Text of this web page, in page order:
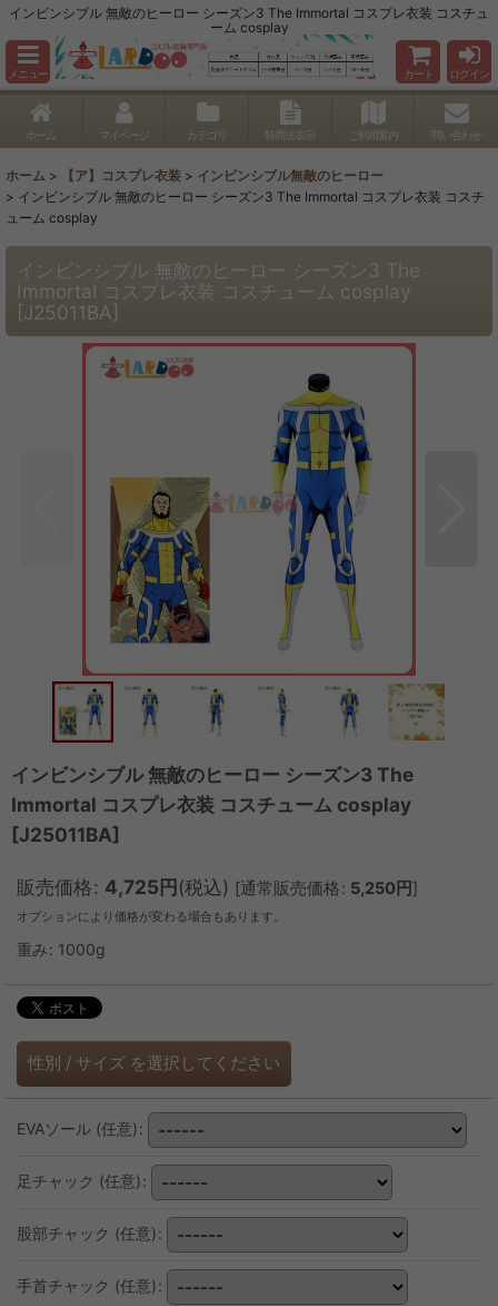
インビンシブル 無敵のヒーロー シーズン3 The Immortal コスプレ衣装 コスチュ
ーム cosplay
メニュー カート ログイン
ホーム マイページ カテゴリ 特商法表示 ご利用案内 問い合わせ
ホーム > 【ア】コスプレ衣装 > インビンシブル無敵のヒーロー
> インビンシブル 無敵のヒーロー シーズン3 The Immortal コスプレ衣装 コスチ
ューム cosplay
インビンシブル 無敵のヒーロー シーズン3 The
Immortal コスプレ衣装 コスチューム cosplay
[J25011BA]
インビンシブル 無敵のヒーロー シーズン3 The
Immortal コスプレ衣装 コスチューム cosplay
[J25011BA]
販売価格: 4,725 円 (税込) [通常販売価格: 5,250 円]
オプションにより価格が変わる場合もあります。
重み: 1000g
性別 / サイズ を選択してください
EVAソール (任意):
足チャック (任意):
股部チャック (任意):
手首チャック (任意):